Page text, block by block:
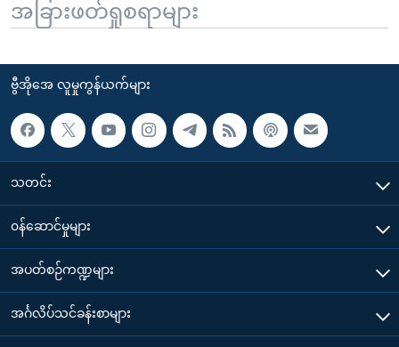
အခြားဖတ်ရှုစရာများ
ဗွီအိုအေ လူမှုကွန်ယက်များ
သတင်း
၀န်ဆောင်မှုများ
အပတ်စဉ်ကဏ္ဍများ
အင်္ဂလိပ်သင်ခန်းစာများ